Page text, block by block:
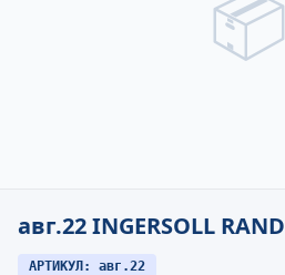
📦
авг.22 INGERSOLL RAND
АРТИКУЛ: авг.22